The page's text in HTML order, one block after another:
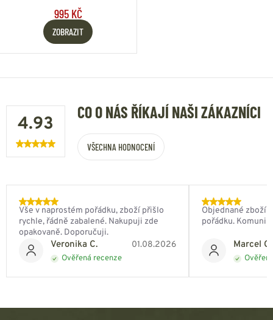
995 KČ
ZOBRAZIT
4.93
CO O NÁS ŘÍKAJÍ NAŠI ZÁKAZNÍCI
VŠECHNA HODNOCENÍ
Veronika C. 01.08.2026
Ověřená recenze
Vše v naprostém pořádku, zboží přišlo
rychle, řádně zabalené. Nakupuji zde
opakovaně. Doporučuji.
Marcel
Objednané zboží
pořádku.